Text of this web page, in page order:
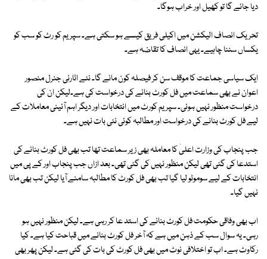
دیا جائے گا تو کھیل اور خراب ہوگا۔
تحریک انصاف الیکشن میں اکیلی فریق کیسے ہو سکتی ہے۔ سپریم کو رٹ کو سب کو
یکساں سننا چاہیے۔ یہی انصاف کا تقاضہ ہے۔
ایک سیاسی جماعت کا موقف سن کر فیصلہ کون مانے گا۔ نئے اٹارنی جنرل منصور
اعوان نے بھی سماعت میں فل کورٹ بنانے کی درخواست کی ہے۔لیکن ان کی
درخواست منظور نہیں ہوئی۔ سپریم کورٹ میں انتخابات اور دیگر اہم آئینی معاملات کے
لیے فل کورٹ بنانے کی درخواست اور مطالبہ کوئی نئی بات نہیں ہے۔
جب پنجاب کی وزارت اعلیٰ کا معاملہ بھی زیر سماعت تھا تب بھی فل کورٹ بنانے کی
استدعا کی گئی تھی لیکن منظور نہیں کی گئی تھی۔ بعد ازاں جب پنجاب اور کے پی میں
انتخابات کے لیے سوموٹو لیا گیا تب بھی فل کورٹ کا مطالبہ سامنے آیا لیکن تب بھی مانا
نہیں گیا۔
اب بھی وفاقی حکومت فل کورٹ بنانے کی استد عا کر رہی ہے۔ لیکن منظور نہیں ہو
رہی۔ یہ سوال سب کے ذہن میں ہے کہ آخر فل کورٹ بنانے میں قباحت کیا ہے۔ کیا
رکاوٹ ہے۔ اب تو اختلافی نوٹ میں بھی فل کورٹ کی بات کی گئی ہے۔ لیکن پھر بھی